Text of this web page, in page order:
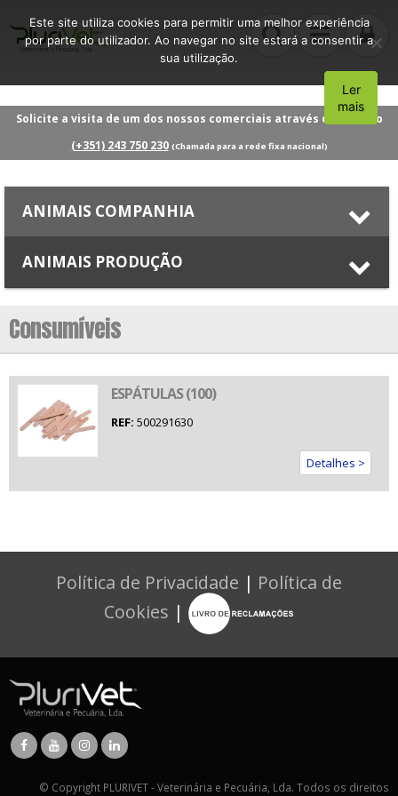
Solicite a visita de um dos nossos comerciais através do número
(+351) 243 750 230 (Chamada para a rede fixa nacional)
ANIMAIS COMPANHIA
ANIMAIS PRODUÇÃO
Consumíveis
ESPÁTULAS (100)
REF: 500291630
Detalhes >
Política de Privacidade | Política de
Cookies |
© Copyright PLURIVET - Veterinária e Pecuária, Lda. Todos os direitos
Este site utiliza cookies para permitir uma melhor experiência
por parte do utilizador. Ao navegar no site estará a consentir a
sua utilização.
Aceito
Ler
mais